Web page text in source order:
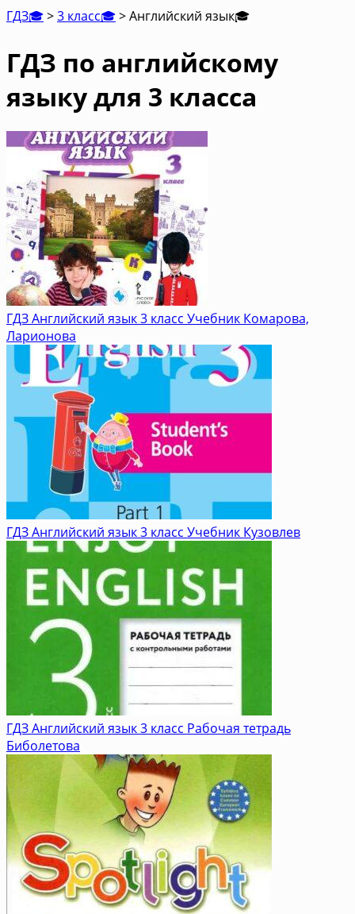
ГДЗ🎓>3 класс🎓>Английский язык🎓
ГДЗ по английскому
языку для 3 класса
ГДЗ Английский язык 3 класс Учебник Комарова,
Ларионова
ГДЗ Английский язык 3 класс Учебник Кузовлев
ГДЗ Английский язык 3 класс Рабочая тетрадь
Биболетова